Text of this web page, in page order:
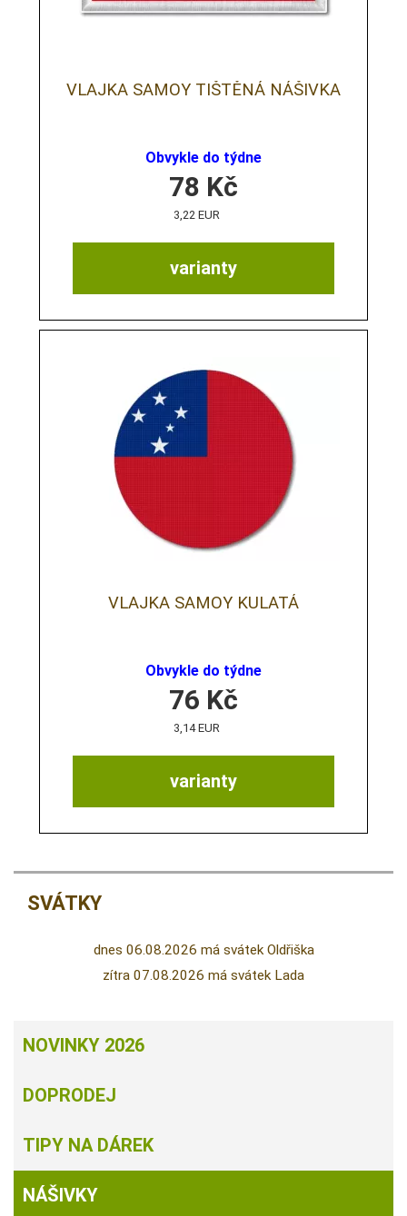
VLAJKA SAMOY TIŠTĚNÁ NÁŠIVKA
Obvykle do týdne
varianty
78 Kč
3,22 EUR
VLAJKA SAMOY KULATÁ
Obvykle do týdne
varianty
76 Kč
3,14 EUR
SVÁTKY
dnes 06.08.2026 má svátek Oldřiška
zítra 07.08.2026 má svátek Lada
NOVINKY 2026
DOPRODEJ
TIPY NA DÁREK
NÁŠIVKY